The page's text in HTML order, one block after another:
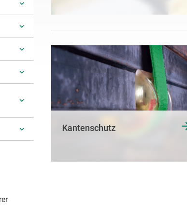
Kantenschutz
ANZEIGEN
UNTERKATEGORIEN
ANZEIGEN
UNTERKATEGORIEN
ANZEIGEN
UNTERKATEGORIEN
ANZEIGEN
UNTERKATEGORIEN
UNTERKATEGORIEN
UNTERKATEGORIEN